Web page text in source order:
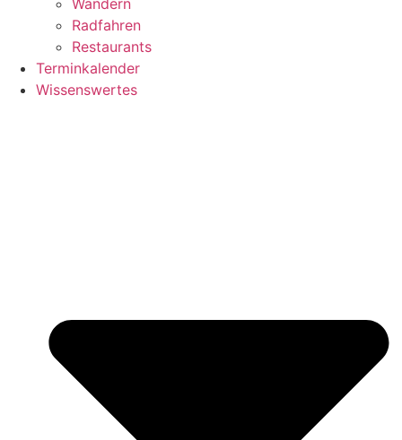
Wandern
Radfahren
Restaurants
Terminkalender
Wissenswertes